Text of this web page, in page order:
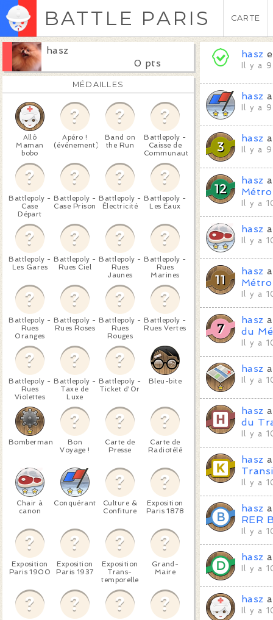
BATTLE PARIS CARTE
hasz
0 pts
MÉDAILLES
Allô
Maman
bobo
Apéro !
(événement)
Band on
the Run
Battlepoly -
Caisse de
Communauté
Battlepoly -
Case
Départ
Battlepoly -
Case Prison
Battlepoly -
Électricité
Battlepoly -
Les Eaux
Battlepoly -
Les Gares
Battlepoly -
Rues Ciel
Battlepoly -
Rues
Jaunes
Battlepoly -
Rues
Marines
Battlepoly -
Rues
Oranges
Battlepoly -
Rues Roses
Battlepoly -
Rues
Rouges
Battlepoly -
Rues Vertes
Battlepoly -
Rues
Violettes
Battlepoly -
Taxe de
Luxe
Battlepoly -
Ticket d'Or
Bleu-bite
Bomberman
Bon
Voyage !
Carte de
Presse
Carte de
Radiotélé
Chair à
canon
Conquérant
Culture &
Confiture
Exposition
Paris 1878
Exposition
Paris 1900
Exposition
Paris 1937
Exposition
Trans-
temporelle
Grand-
Maire
hasz
Il y a
hasz
Il y a
hasz
Il y a
hasz
Métro
Il y a
hasz
Il y a
hasz
Métro
Il y a
hasz
du
Il y a
hasz
Il y a
hasz
du
Il y a
hasz
Il y a
hasz
RER
Il y a
hasz
Il y a
hasz
Il y a